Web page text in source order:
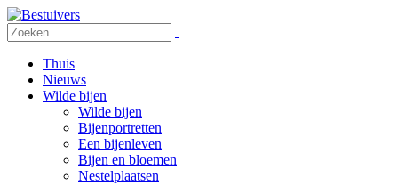
Thuis
Nieuws
Wilde bijen
Wilde bijen
Bijenportretten
Een bijenleven
Bijen en bloemen
Nestelplaatsen